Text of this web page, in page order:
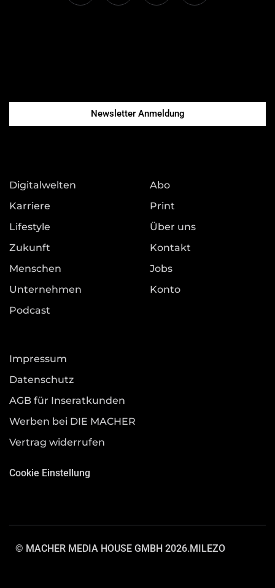
Newsletter Anmeldung
Digitalwelten
Karriere
Lifestyle
Zukunft
Menschen
Unternehmen
Podcast
Abo
Print
Über uns
Kontakt
Jobs
Konto
Impressum
Datenschutz
AGB für Inseratkunden
Werben bei DIE MACHER
Vertrag widerrufen
Cookie Einstellung
© MACHER MEDIA HOUSE GMBH 2026.MILEZO